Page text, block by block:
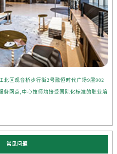
北区观音桥步行街2号融恒时代广场9层902
务网点,中心技师均接受国际化标准的职业培
常见问题